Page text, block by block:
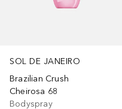
SOL DE JANEIRO
Brazilian Crush
Cheirosa 68
Bodyspray